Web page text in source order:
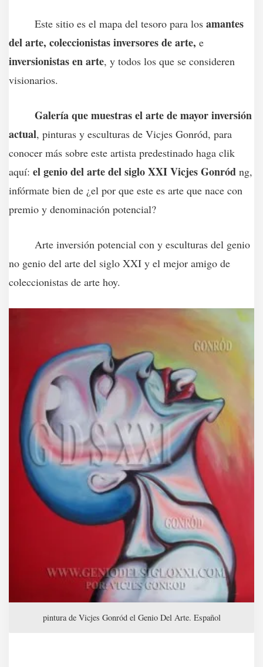
Este sitio es el mapa del tesoro para los amantes
del arte, coleccionistas inversores de arte, e
inversionistas en arte, y todos los que se consideren
visionarios.
Galería que muestras el arte de mayor inversión
actual, pinturas y esculturas de Vicjes Gonród, para
conocer más sobre este artista predestinado haga clik
aquí: el genio del arte del siglo XXI Vicjes Gonród ng,
infórmate bien de ¿el por que este es arte que nace con
premio y denominación potencial?
Arte inversión potencial con y esculturas del genio
no genio del arte del siglo XXI y el mejor amigo de
coleccionistas de arte hoy.
pintura de Vicjes Gonród el Genio Del Arte. Español